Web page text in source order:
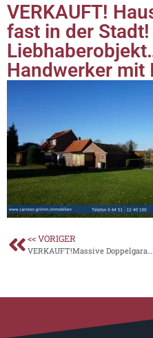
VERKAUFT!
fast in der Stadt!
Handwerker mit
<< VORIGER
VERKAUFT!Massive Doppelgarage mit Stahlschwingtoren in zentralter Lage von Varel